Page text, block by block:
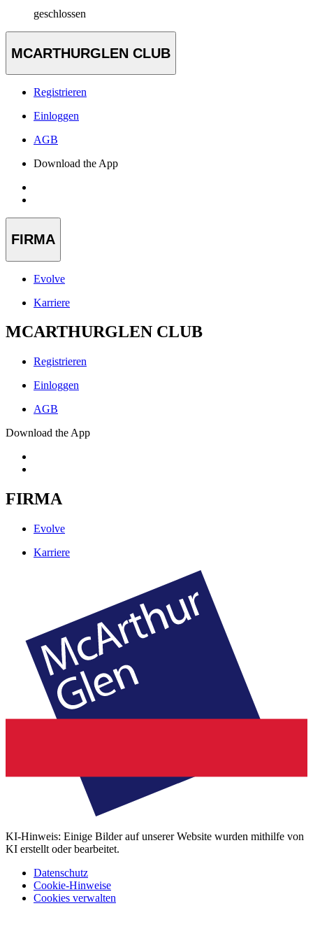
geschlossen
MCARTHURGLEN CLUB
Registrieren
Einloggen
AGB
Download the App
FIRMA
Evolve
Karriere
MCARTHURGLEN CLUB
Registrieren
Einloggen
AGB
Download the App
FIRMA
Evolve
Karriere
KI-Hinweis: Einige Bilder auf unserer Website wurden mithilfe von
KI erstellt oder bearbeitet.
Datenschutz
Cookie-Hinweise
Cookies verwalten